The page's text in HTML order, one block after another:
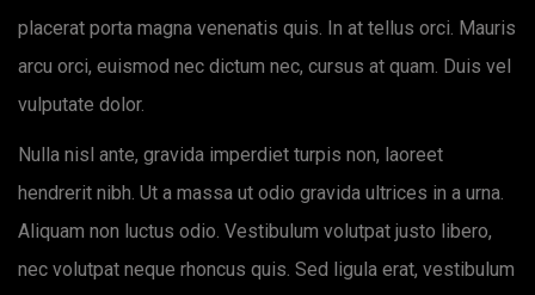
placerat porta magna venenatis quis. In at tellus orci. Mauris
arcu orci, euismod nec dictum nec, cursus at quam. Duis vel
vulputate dolor.
Nulla nisl ante, gravida imperdiet turpis non, laoreet
hendrerit nibh. Ut a massa ut odio gravida ultrices in a urna.
Aliquam non luctus odio. Vestibulum volutpat justo libero,
nec volutpat neque rhoncus quis. Sed ligula erat, vestibulum